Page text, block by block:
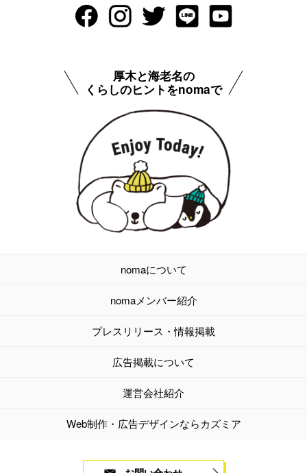
厚木と海老名の
くらしのヒントをnomaで
nomaについて
nomaメンバー紹介
プレスリリース・情報掲載
広告掲載について
運営会社紹介
Web制作・広告デザインならカズミア